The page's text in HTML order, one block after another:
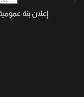
إعلان بتة عمومية